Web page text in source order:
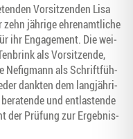
Vor­sit­zen­den Lisa
zehn jäh­ri­ge ehren­amt­li­che
ihr Enga­ge­ment. Die wei­
als Vor­sit­zen­de,
Nefig­mann als Schrift­füh­
dank­ten dem lang­jäh­ri­
und ent­las­ten­de
der Prü­fung zur Ergeb­nis­